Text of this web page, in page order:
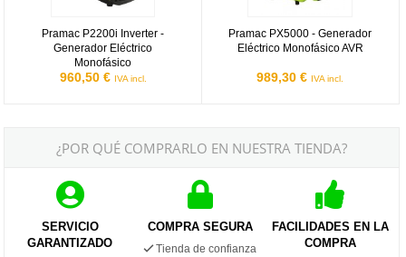
Pramac P2200i Inverter -
Generador Eléctrico
Monofásico
960,50 € IVA incl.
Pramac PX5000 - Generador
Eléctrico Monofásico AVR
989,30 € IVA incl.
¿POR QUÉ COMPRARLO EN NUESTRA TIENDA?
SERVICIO
GARANTIZADO
COMPRA SEGURA
Tienda de confianza
FACILIDADES EN LA
COMPRA